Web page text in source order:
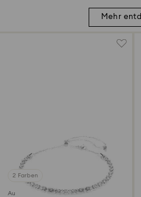
Mehr
2 Farben
Ausverkauft